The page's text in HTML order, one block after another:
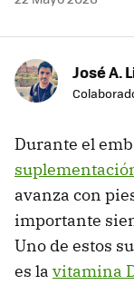
José A.
Durante el
avanza con
importante
Uno de estos
es la vitamina